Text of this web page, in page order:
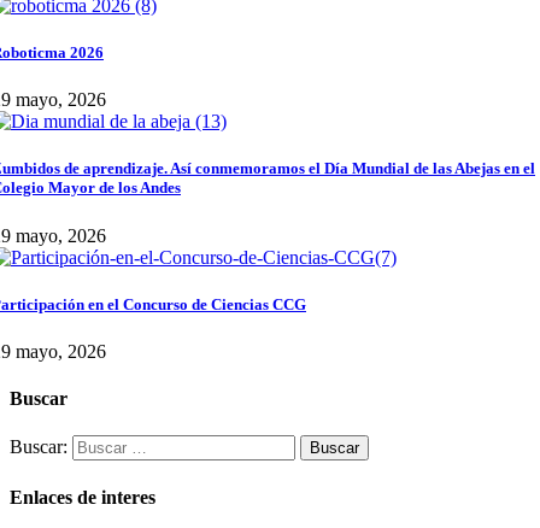
2026
mayo, 2026
de aprendizaje. Así conmemoramos el Día Mundial de las Abejas en el
Mayor de los Andes
mayo, 2026
en el Concurso de Ciencias CCG
mayo, 2026
Buscar
Buscar:
Enlaces de interes